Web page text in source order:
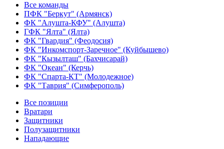
Все команды
ПФК "Беркут" (Армянск)
ФК "Алушта-КФУ" (Алушта)
ГФК "Ялта" (Ялта)
ФК "Гвардия" (Феодосия)
ФК "Инкомспорт-Заречное" (Куйбышево)
ФК "Кызылташ" (Бахчисарай)
ФК "Океан" (Керчь)
ФК "Спарта-КТ" (Молодежное)
ФК "Таврия" (Симферополь)
Все позиции
Вратари
Защитники
Полузащитники
Нападающие